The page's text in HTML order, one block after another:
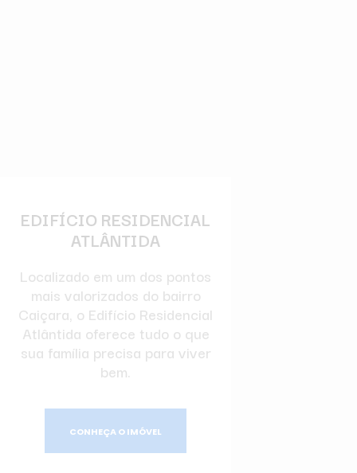
EDIFÍCIO RESIDENCIAL
ATLÂNTIDA
Localizado em um dos pontos
mais valorizados do bairro
Caiçara, o Edifício Residencial
Atlântida oferece tudo o que
sua família precisa para viver
bem.
CONHEÇA O IMÓVEL